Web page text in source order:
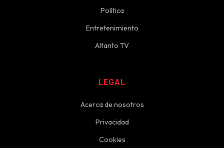
Política
Entretenimiento
Altanto TV
LEGAL
Acerca de nosotros
Privacidad
Cookies